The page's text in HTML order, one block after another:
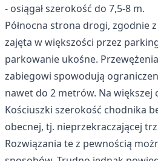
- osiągał szerokość do 7,5-8 m.
Północna strona drogi, zgodnie
zajęta w większości przez
parkowanie ukośne.
zabiegowi spowodują
nawet do 2 metrów. Na większej
Kościuszki szerokość chodnika
obecnej, tj. nieprzekraczającej
Rozwiązania te z pewnością